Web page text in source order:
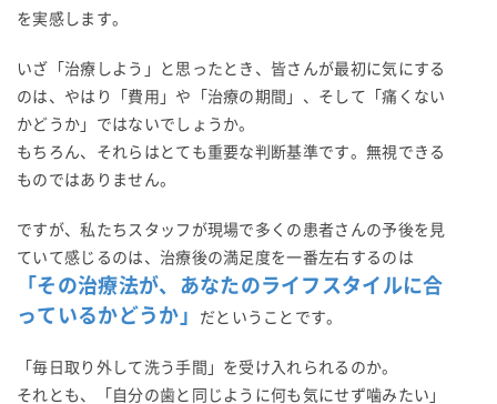
を実感します。
いざ「治療しよう」と思ったとき、皆さんが最初に気にする
のは、やはり「費用」や「治療の期間」、そして「痛くない
かどうか」ではないでしょうか。
もちろん、それらはとても重要な判断基準です。無視できる
ものではありません。
ですが、私たちスタッフが現場で多くの患者さんの予後を見
ていて感じるのは、治療後の満足度を一番左右するのは
「その治療法が、あなたのライフスタイルに合
っているかどうか」
だということです。
「毎日取り外して洗う手間」を受け入れられるのか。
それとも、「自分の歯と同じように何も気にせず噛みたい」